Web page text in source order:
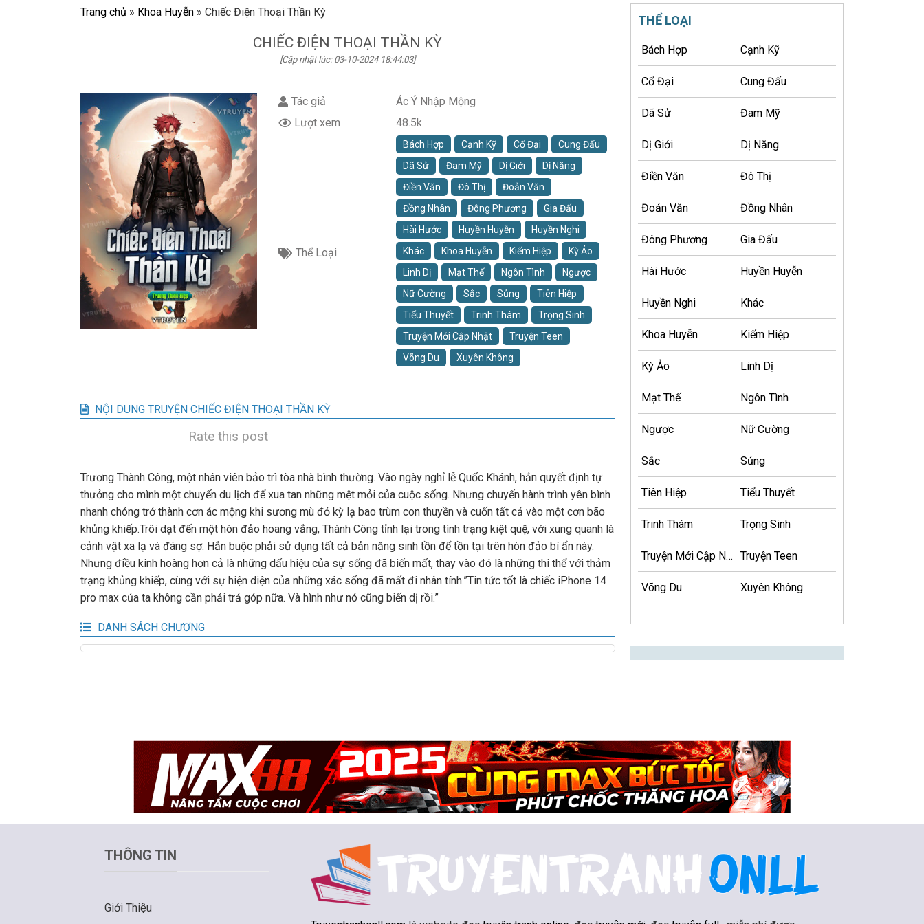
Trang chủ » Khoa Huyễn » Chiếc Điện Thoại Thần Kỳ
CHIẾC ĐIỆN THOẠI THẦN KỲ
[Cập nhật lúc: 03-10-2024 18:44:03]
Tác giả
Ác Ý Nhập Mộng
Lượt xem
48.5k
Thể Loại
Bách Hợp Cạnh Kỹ Cổ Đại
Cung Đấu
Dã Sử
Đam Mỹ Dị Giới
Dị Năng
Điền Văn
Đô Thị
Đoản Văn
Đồng Nhân
Đông Phương
Gia Đấu
Hài Hước
Huyền Huyễn
Huyền Nghi
Khác
Khoa Huyễn Kiếm Hiệp
Kỳ Ảo
Linh Dị
Mạt Thế Ngôn Tình
Ngược
Nữ Cường
Sắc Sủng
Tiên Hiệp
Tiểu Thuyết
Trinh Thám
Trọng Sinh
Truyện Mới Cập Nhật
Truyện Teen
Võng Du
Xuyên Không
NỘI DUNG TRUYỆN CHIẾC ĐIỆN THOẠI THẦN KỲ
Rate this post
Trương Thành Công, một nhân viên bảo trì tòa nhà bình thường. Vào ngày nghỉ lễ Quốc Khánh, hắn quyết định tự
thưởng cho mình một chuyến du lịch để xua tan những mệt mỏi của cuộc sống. Nhưng chuyến hành trình yên bình
nhanh chóng trở thành cơn ác mộng khi sương mù đỏ kỳ lạ bao trùm con thuyền và cuốn tất cả vào một cơn bão
khủng khiếp.Trôi dạt đến một hòn đảo hoang vắng, Thành Công tỉnh lại trong tình trạng kiệt quệ, với xung quanh là
cảnh vật xa lạ và đáng sợ. Hắn buộc phải sử dụng tất cả bản năng sinh tồn để tồn tại trên hòn đảo bí ẩn này.
Nhưng điều kinh hoàng hơn cả là những dấu hiệu của sự sống đã biến mất, thay vào đó là những thi thể với thảm
trạng khủng khiếp, cùng với sự hiện diện của những xác sống đã mất đi nhân tính.”Tin tức tốt là chiếc iPhone 14
pro max của ta không cần phải trả góp nữa. Và hình như nó cũng biến dị rồi.”
DANH SÁCH CHƯƠNG
THỂ LOẠI
Bách Hợp Cạnh Kỹ
Cổ Đại Cung Đấu
Dã Sử Đam Mỹ
Dị Giới Dị Năng
Điền Văn Đô Thị
Đoản Văn Đồng Nhân
Đông Phương Gia Đấu
Hài Hước Huyền Huyễn
Huyền Nghi Khác
Khoa Huyễn Kiếm Hiệp
Kỳ Ảo Linh Dị
Mạt Thế Ngôn Tình
Ngược Nữ Cường
Sắc Sủng
Tiên Hiệp Tiểu Thuyết
Trinh Thám Trọng Sinh
Truyện Mới Cập Nhật Truyện Teen
Võng Du Xuyên Không
THÔNG TIN
Giới Thiệu